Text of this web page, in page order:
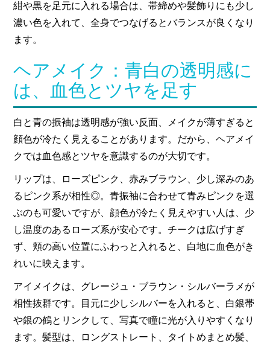
紺や黒を足元に入れる場合は、帯締めや髪飾りにも少し
濃い色を入れて、全身でつなげるとバランスが良くなり
ます。
ヘアメイク：青白の透明感に
は、血色とツヤを足す
白と青の振袖は透明感が強い反面、メイクが薄すぎると
顔色が冷たく見えることがあります。だから、ヘアメイ
クでは血色感とツヤを意識するのが大切です。
リップは、ローズピンク、赤みブラウン、少し深みのあ
るピンク系が相性◎。青振袖に合わせて青みピンクを選
ぶのも可愛いですが、顔色が冷たく見えやすい人は、少
し温度のあるローズ系が安心です。チークは広げすぎ
ず、頬の高い位置にふわっと入れると、白地に血色がき
れいに映えます。
アイメイクは、グレージュ・ブラウン・シルバーラメが
相性抜群です。目元に少しシルバーを入れると、白銀帯
や銀の鶴とリンクして、写真で瞳に光が入りやすくなり
ます。髪型は、ロングストレート、タイトめまとめ髪、